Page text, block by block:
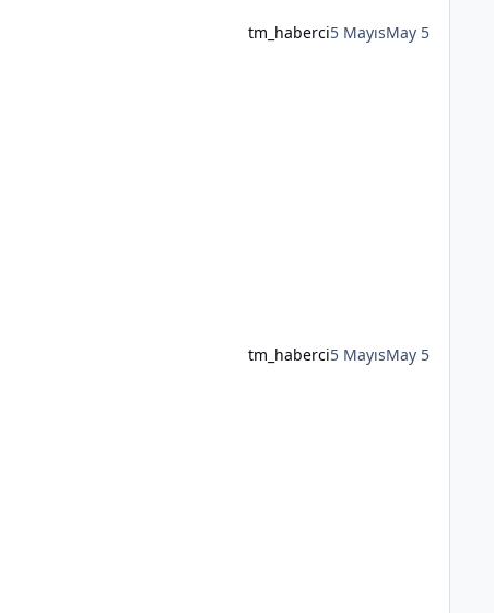
tm_haberci5 MayısMay 5
tm_haberci5 MayısMay 5